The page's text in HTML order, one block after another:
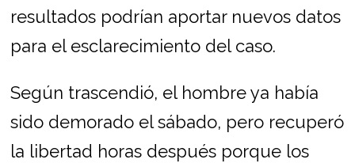
resultados podrían aportar nuevos datos
para el esclarecimiento del caso.
Según trascendió, el hombre ya había
sido demorado el sábado, pero recuperó
la libertad horas después porque los